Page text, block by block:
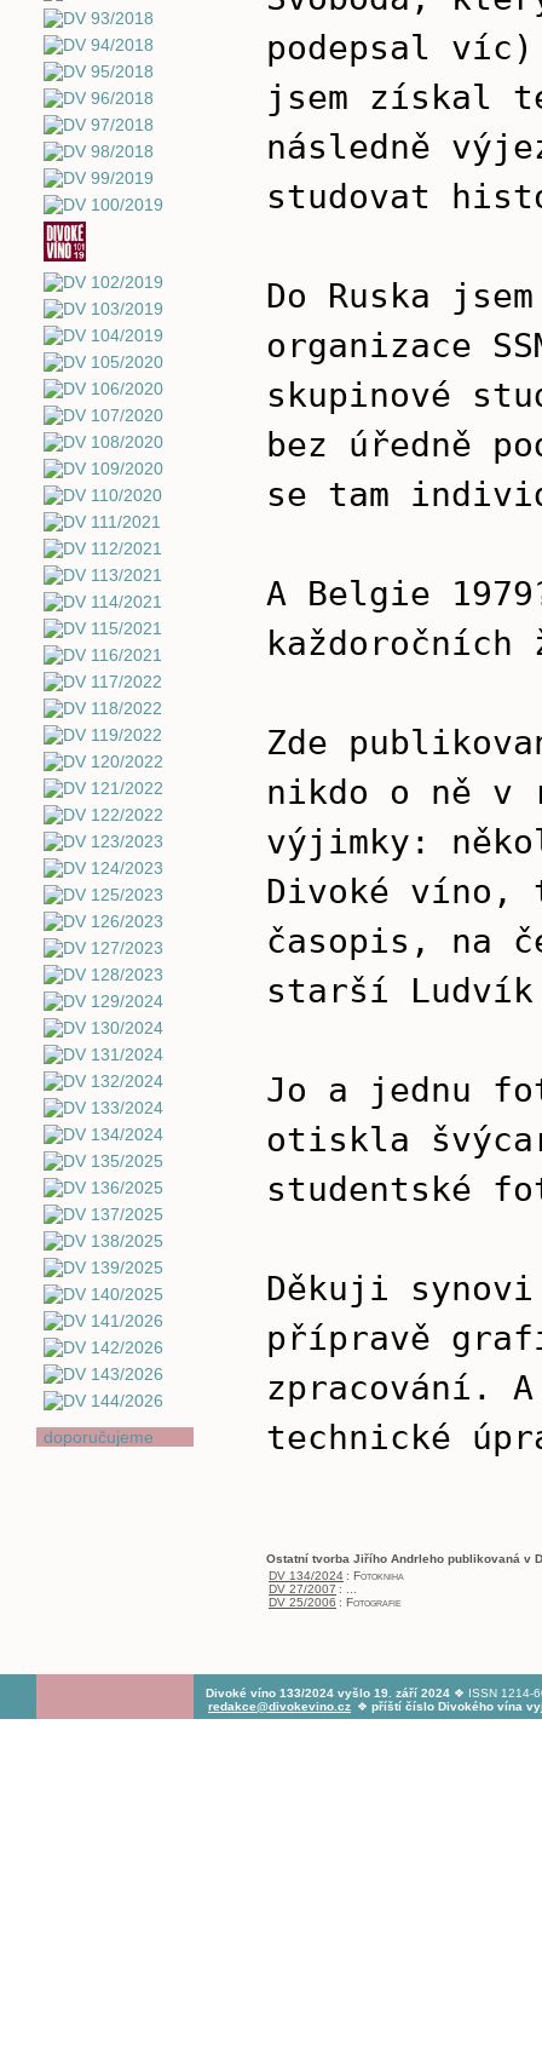
doporučujeme
podepsal
jsem získal
následně
studovat
Do Ruska
organizace
skupinové
bez úředně
se tam
A Belgie
každoročních
Zde
nikdo o ně v
výjimky:
Divoké víno,
časopis, na
starší Ludvík
Jo a jednu
otiskla
studentské
Děkuji
přípravě
zpracování.
technické
Ostatní tvorba Jiřího Andrleho publikovaná v
DV 134/2024 : Fotokniha
DV 27/2007 :
DV 25/2006 : Fotografie
Divoké víno 133/2024 vyšlo 19. září 2024 ❖ ISSN 1214-
redakce@divokevino.cz ❖ příští číslo Divokého vína